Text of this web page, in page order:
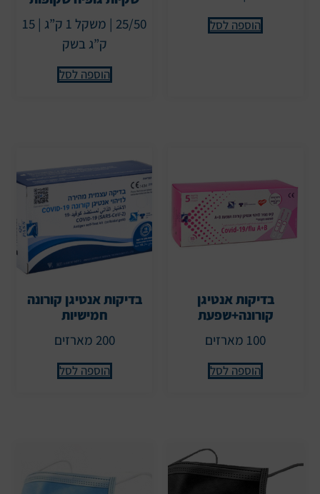
הוספה לסל
25/50 | משקל 1 ק”ג | 15
ק”ג בשק
הוספה לסל
בדיקות אנטיגן
קורונה+שפעת
100 מארזים
הוספה לסל
בדיקות אנטיגן קורונה
חמישיות
200 מארזים
הוספה לסל